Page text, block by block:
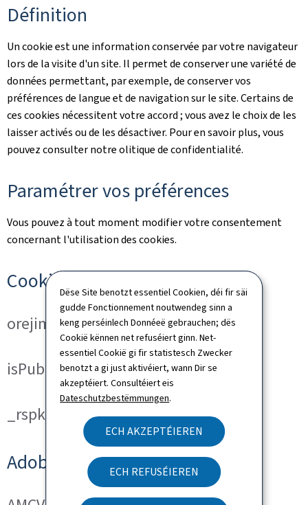
Dëse Site benotzt essentiel Cookien, déi fir säi
gudde Fonctionnement noutwendeg sinn a
keng perséinlech Donnéeë gebrauchen; dës
Cookië kënnen net refuséiert ginn. Net-
essentiel Cookië gi fir statistesch Zwecker
benotzt a gi just aktivéiert, wann Dir se
akzeptéiert. Consultéiert eis
Dateschutzbestëmmungen.
ECH AKZEPTÉIEREN
ECH REFUSÉIEREN
Définition
Un cookie est une information conservée par votre navigateur
lors de la visite d'un site. Il permet de conserver une variété de
données permettant, par exemple, de conserver vos
préférences de langue et de navigation sur le site. Certains de
ces cookies nécessitent votre accord ; vous avez le choix de les
laisser activés ou de les désactiver. Pour en savoir plus, vous
pouvez consulter notre olitique de confidentialité.
Paramétrer vos préférences
Vous pouvez à tout moment modifier votre consentement
concernant l'utilisation des cookies.
Cookies techniques
orejime
isPublicWebsite
_rspkrLoadCore (ReadSpeaker)
Adobe Analytics